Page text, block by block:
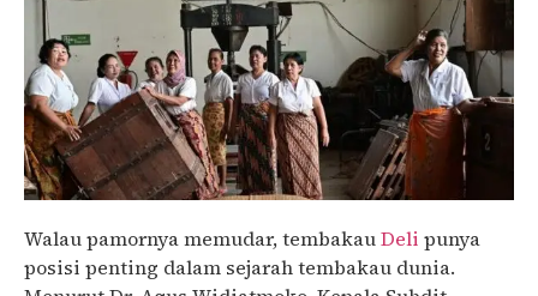
Walau pamornya memudar, tembakauDeli punya
posisi penting dalam sejarah tembakau dunia.